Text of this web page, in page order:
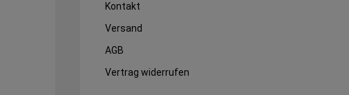
Kontakt
Versand
AGB
Vertrag widerrufen